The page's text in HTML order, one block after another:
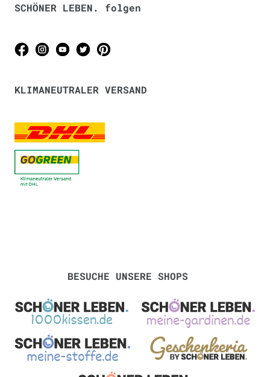
SCHÖNER LEBEN. folgen
KLIMANEUTRALER VERSAND
BESUCHE UNSERE SHOPS